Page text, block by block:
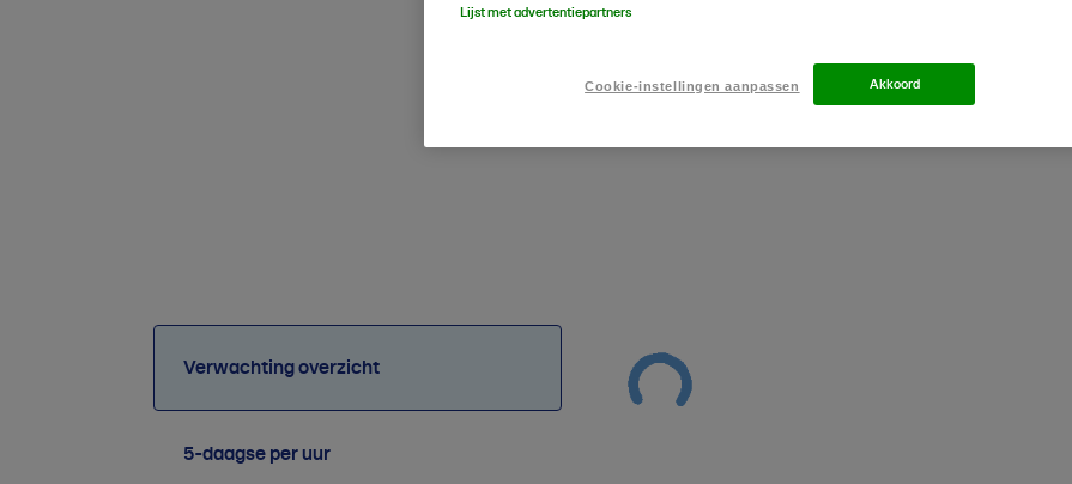
Verwachting overzicht
5-daagse per uur
Lijst met advertentiepartners
Cookie-instellingen aanpassen Akkoord